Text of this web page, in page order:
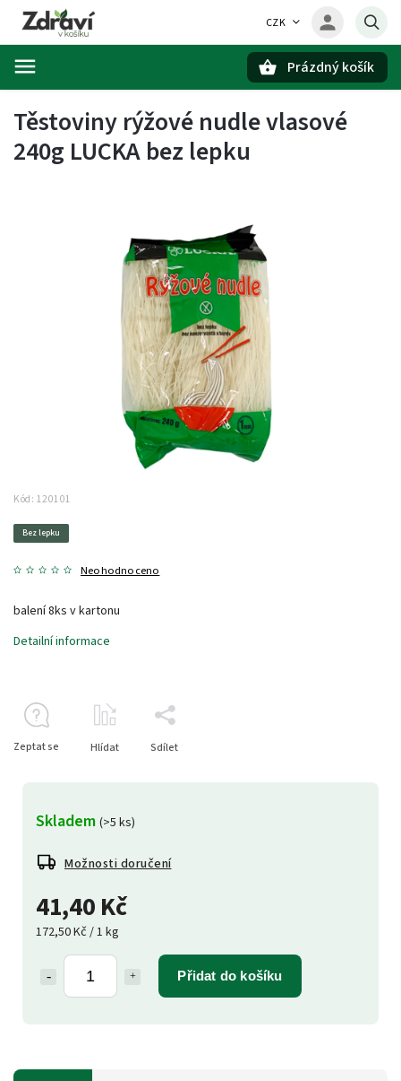
CZK
Prázdný košík
Těstoviny rýžové nudle vlasové
240g LUCKA bez lepku
Kód: 120101
Bez lepku
Neohodnoceno
41,40 Kč
172,50 Kč / 1 kg
Přidat do košíku
Skladem (>5 ks)
Možnosti doručení
balení 8ks v kartonu
Detailní informace
Zeptat se Hlídat Sdílet